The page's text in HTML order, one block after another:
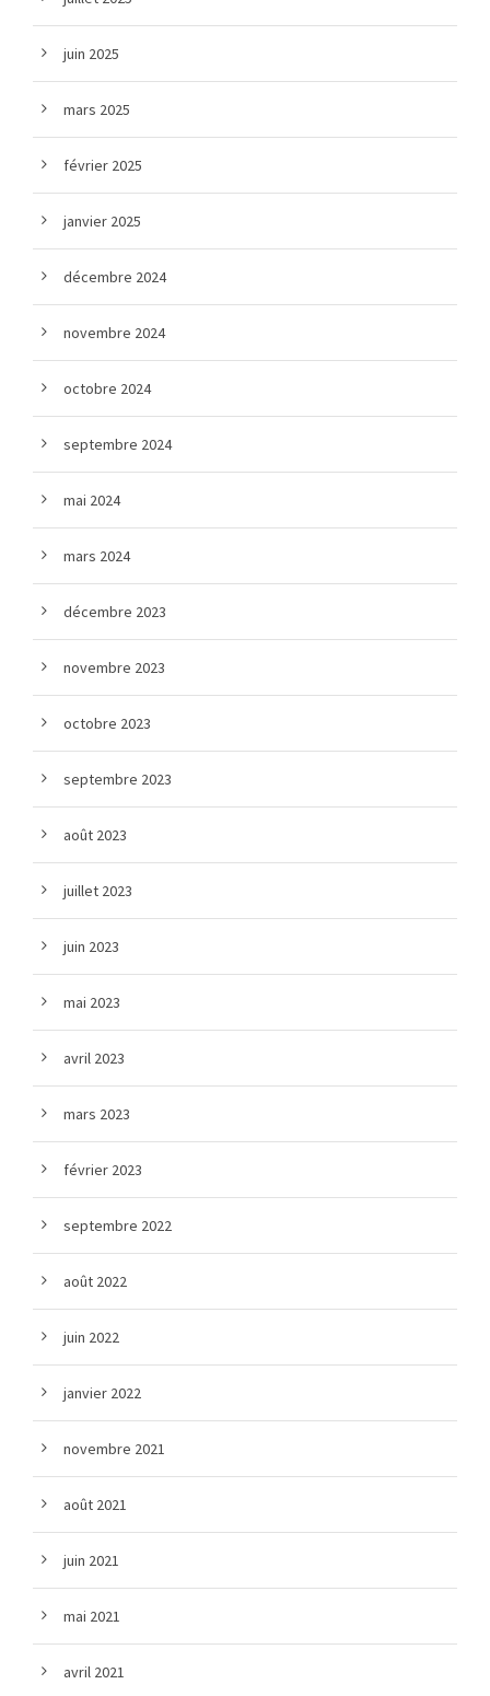
juin 2025
mars 2025
février 2025
janvier 2025
décembre 2024
novembre 2024
octobre 2024
septembre 2024
mai 2024
mars 2024
décembre 2023
novembre 2023
octobre 2023
septembre 2023
août 2023
juillet 2023
juin 2023
mai 2023
avril 2023
mars 2023
février 2023
septembre 2022
août 2022
juin 2022
janvier 2022
novembre 2021
août 2021
juin 2021
mai 2021
avril 2021